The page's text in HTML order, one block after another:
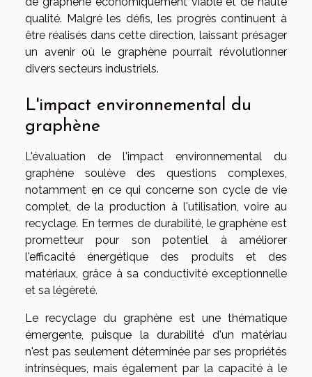
qualité. Malgré les défis, les progrès continuent à
être réalisés dans cette direction, laissant présager
un avenir où le graphène pourrait révolutionner
divers secteurs industriels.
L'impact environnemental du
graphène
L'évaluation de l'impact environnemental du
graphène soulève des questions complexes,
notamment en ce qui concerne son cycle de vie
complet, de la production à l'utilisation, voire au
recyclage. En termes de durabilité, le graphène est
prometteur pour son potentiel à améliorer
l'efficacité énergétique des produits et des
matériaux, grâce à sa conductivité exceptionnelle
et sa légèreté.
Le recyclage du graphène est une thématique
émergente, puisque la durabilité d'un matériau
n'est pas seulement déterminée par ses propriétés
intrinsèques, mais également par la capacité à le